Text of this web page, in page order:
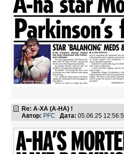
Re: А-ХА (A-HA) !
Автор: PFC Дата: 05.06.25